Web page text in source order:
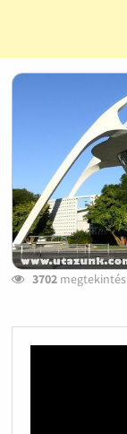
3702megtekintés